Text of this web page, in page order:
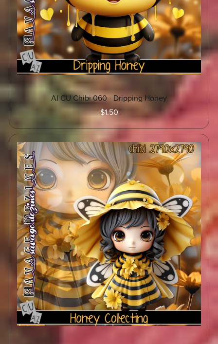
AI CU Chibi 060 - Dripping Honey
$1.50